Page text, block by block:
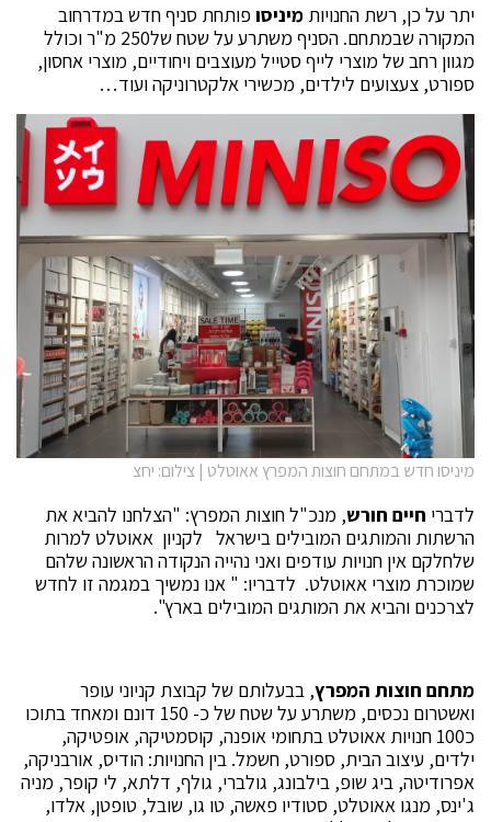
יתר על כן, רשת החנויות מיניסופותחת סניף חדש במדרחוב
המקורה שבמתחם. הסניף משתרע על שטח של250 מ"ר וכולל
מגוון רחב של מוצרי לייף סטייל מעוצבים ויחודיים, מוצרי אחסון,
ספורט, צעצועים לילדים, מכשירי אלקטרוניקה ועוד…
מיניסו חדש במתחם חוצות המפרץ אאוטלט | צילום: יחצ
לדברי חיים חורש, מנכ"ל חוצות המפרץ: "הצלחנו להביא את
הרשתות והמותגים המובילים בישראל לקניון אאוטלט למרות
שלחלקם אין חנויות עודפים ואני נהייה הנקודה הראשונה שלהם
שמוכרת מוצרי אאוטלט. לדבריו: " אנו נמשיך במגמה זו לחדש
לצרכנים והביא את המותגים המובילים בארץ".
מתחם חוצות המפרץ, בבעלותם של קבוצת קניוני עופר
ואשטרום נכסים, משתרע על שטח של כ- 150 דונם ומאחד בתוכו
כ100 חנויות אאוטלט בתחומי אופנה, קוסמטיקה, אופטיקה,
ילדים, עיצוב הבית, ספורט, חשמל. בין החנויות: הודיס, אורבניקה,
אפרודיטה, ביג שופ, בילבונג, גולברי, גולף, דלתא, לי קופר, מניה
ג'ינס, מנגו אאוטלט, סטודיו פאשה, טו גו, שובל, טופטן, אלדו,